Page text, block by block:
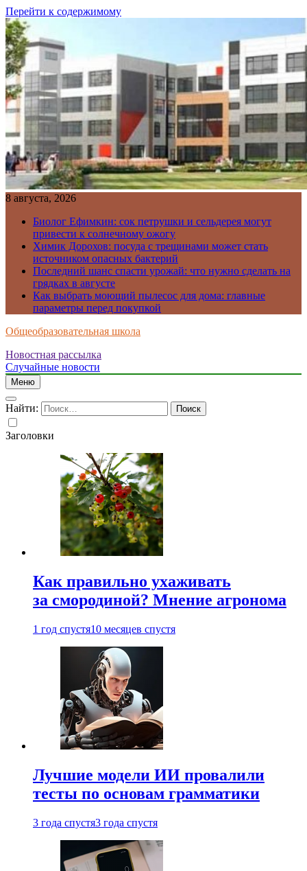
Перейти к содержимому
8 августа, 2026
Биолог Ефимкин: сок петрушки и сельдерея могут
привести к солнечному ожогу
Химик Дорохов: посуда с трещинами может стать
источником опасных бактерий
Последний шанс спасти урожай: что нужно сделать на
грядках в августе
Как выбрать моющий пылесос для дома: главные
параметры перед покупкой
Общеобразовательная школа
Новостная рассылка
Случайные новости
Меню
Найти:
Заголовки
Как правильно ухаживать
за смородиной? Мнение агронома
1 год спустя10 месяцев спустя
Лучшие модели ИИ провалили
тесты по основам грамматики
3 года спустя3 года спустя